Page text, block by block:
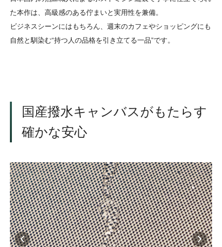
た本作は、高級感のある佇まいと実用性を兼備。
ビジネスシーンにはもちろん、週末のカフェやショッピングにも
自然と馴染む“持つ人の品格を引き立てる一品”です。
国産撥水キャンバスがもたらす
確かな安心